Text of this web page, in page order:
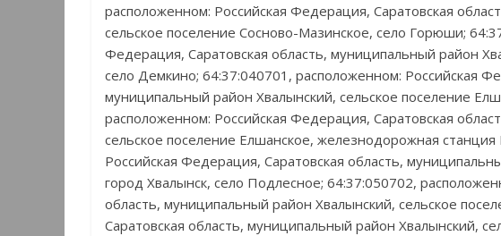
расположенном: Российская Федерация, Саратовская
сельское поселение Сосново-Мазинское, село Горюши;
Федерация, Саратовская область, муниципальный район
село Демкино; 64:37:040701, расположенном: Российская
муниципальный район Хвалынский, сельское поселение
расположенном: Российская Федерация, Саратовская
сельское поселение Елшанское, железнодорожная
Российская Федерация, Саратовская область,
город Хвалынск, село Подлесное; 64:37:050702,
область, муниципальный район Хвалынский, сельское
Саратовская область, муниципальный район Хвалынский,